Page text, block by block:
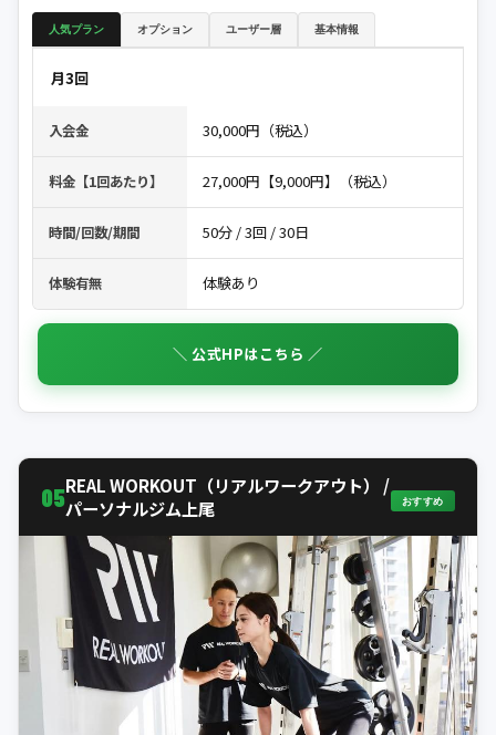
人気プラン オプション ユーザー層 基本情報
月3回
入会金 30,000円（税込）
料金【1回あたり】 27,000円【9,000円】（税込）
時間/回数/期間 50分 / 3回 / 30日
体験有無 体験あり
＼ 公式HPはこちら ／
05REAL WORKOUT（リアルワークアウト） /
パーソナルジム上尾
おすすめ